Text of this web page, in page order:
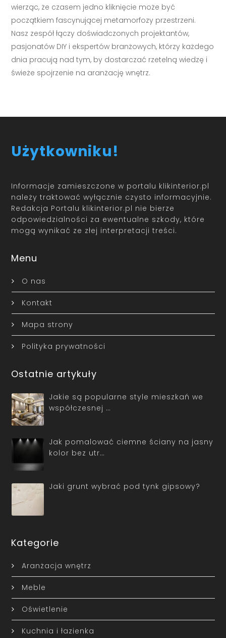
wierząc, że czasem jedno kliknięcie może być
początkiem fascynującej metamorfozy przestrzeni.
Nasz zespół łączy doświadczonych projektantów,
pasjonatów DIY i ekspertów branżowych, którzy każdego
dnia pracują nad tym, by dostarczać rzetelną wiedzę i
świeże spojrzenie na aranżację wnętrz.
Użytkowniku!
Informacje zamieszczone w portalu klikinterior.pl
należy traktować wyłącznie czysto informacyjnie.
Redakcja Portalu klikinterior.pl nie bierze
odpowiedzialności za ewentualne szkody, które
mogą wynikać ze złej interpretacji treści.
Menu
O nas
Kontakt
Mapa strony
Polityka prywatności
Ostatnie artykuły
Jakie są popularne style mieszkań we
współczesnej …
Jak pomalować ciemne ściany na jasny
kolor bez utr…
Jaki grunt wybrać pod tynk gipsowy?
Kategorie
Aranżacja wnętrz
Meble
Oświetlenie
Kuchnia i łazienka